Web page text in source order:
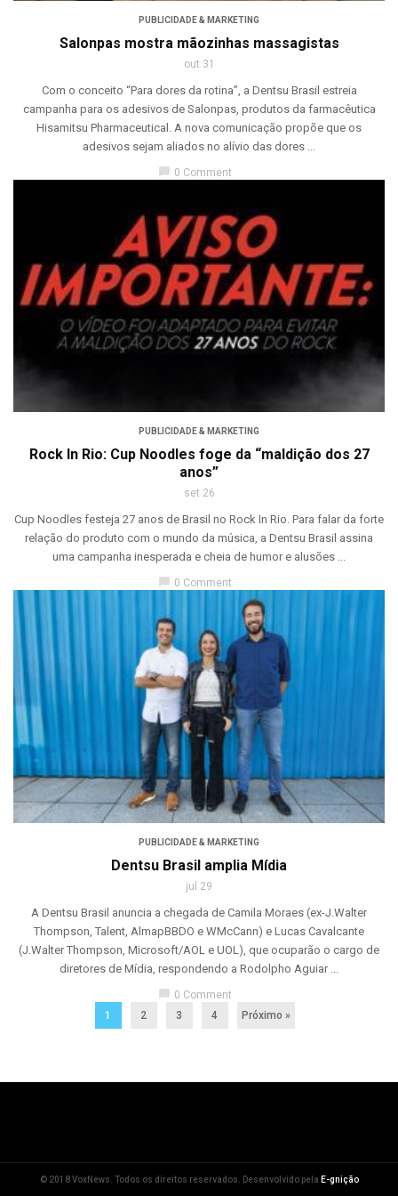
PUBLICIDADE & MARKETING
Salonpas mostra mãozinhas massagistas
out 31
Com o conceito “Para dores da rotina”, a Dentsu Brasil estreia
campanha para os adesivos de Salonpas, produtos da farmacêutica
Hisamitsu Pharmaceutical. A nova comunicação propõe que os
adesivos sejam aliados no alívio das dores ...
chat_bubble 0 Comment
PUBLICIDADE & MARKETING
Rock In Rio: Cup Noodles foge da “maldição dos 27
anos”
set 26
Cup Noodles festeja 27 anos de Brasil no Rock In Rio. Para falar da forte
relação do produto com o mundo da música, a Dentsu Brasil assina
uma campanha inesperada e cheia de humor e alusões ...
chat_bubble 0 Comment
PUBLICIDADE & MARKETING
Dentsu Brasil amplia Mídia
jul 29
A Dentsu Brasil anuncia a chegada de Camila Moraes (ex-J.Walter
Thompson, Talent, AlmapBBDO e WMcCann) e Lucas Cavalcante
(J.Walter Thompson, Microsoft/AOL e UOL), que ocuparão o cargo de
diretores de Mídia, respondendo a Rodolpho Aguiar ...
0 Comment
1
2 3 4 Próximo »
© 2018 VoxNews. Todos os direitos reservados. Desenvolvido pela E-gnição